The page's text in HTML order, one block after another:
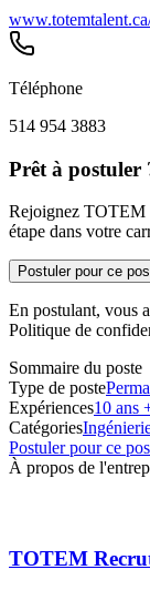
Téléphone
514 954 3883
Prêt à postuler
Rejoignez TOTEM
étape dans votre
Postuler pour ce
En postulant, vous
Politique de
Sommaire du poste
Type de poste
Expériences10 ans
Catégories
Postuler pour ce
À propos de
TOTEM